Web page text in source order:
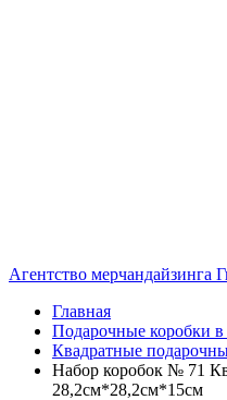
Агентство мерчандайзинга
Главная
Подарочные коробки
Квадратные
Набор коробок № 71
28,2см*28,2см*15см